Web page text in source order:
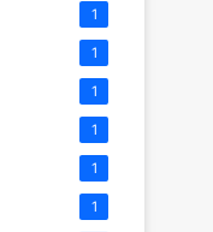
1
1
1
1
1
1